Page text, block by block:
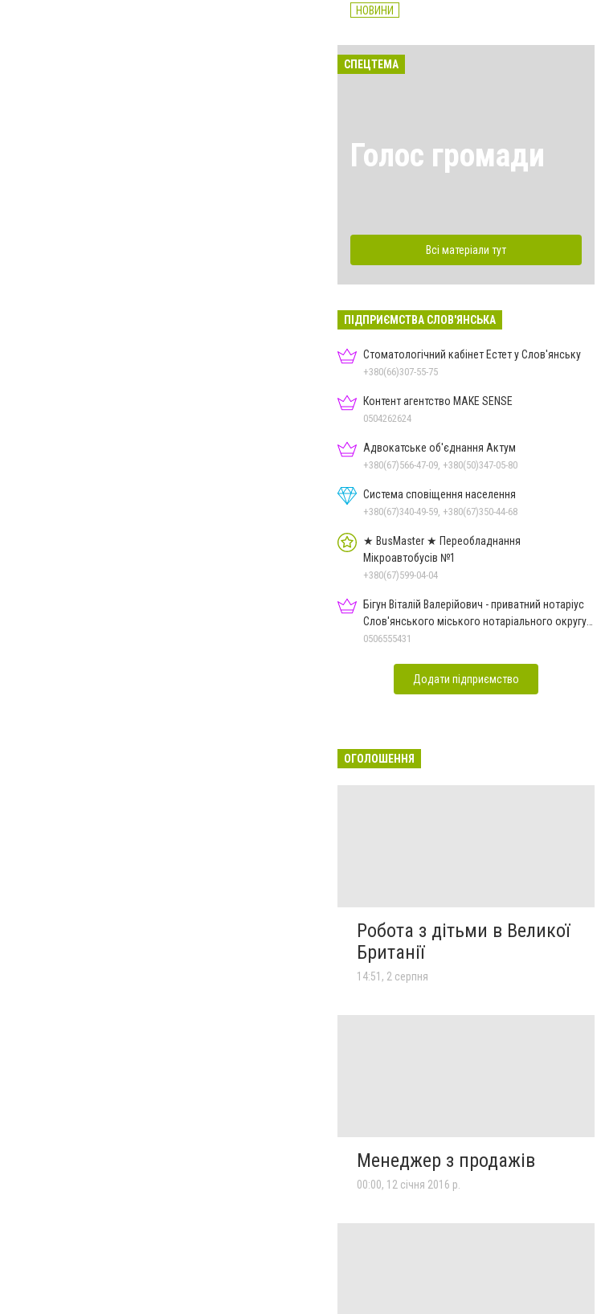
НОВИНИ
СПЕЦТЕМА
Голос громади
Всі матеріали тут
ПІДПРИЄМСТВА СЛОВ'ЯНСЬКА
Стоматологічний кабінет Естет у Слов'янську
+380(66)307-55-75
Контент агентство MAKE SENSE
0504262624
Адвокатське об'єднання Актум
+380(67)566-47-09, +380(50)347-05-80
Система сповіщення населення
+380(67)340-49-59, +380(67)350-44-68
★ BusMaster ★ Переобладнання
Мікроавтобусів №1
+380(67)599-04-04
Бігун Віталій Валерійович - приватний нотаріус
Слов'янського міського нотаріального округу
Дон.обл.
0506555431
Додати підприємство
ОГОЛОШЕННЯ
Робота з дітьми в Великої
Британії
14:51, 2 серпня
Менеджер з продажів
00:00, 12 січня 2016 р.